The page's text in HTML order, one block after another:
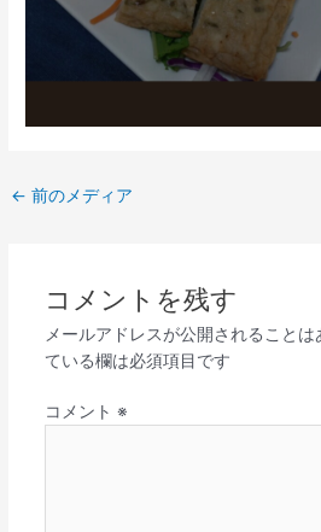
← 前のメディア
コメントを残す
メールアドレスが公開されることは
ている欄は必須項目です
コメント ※